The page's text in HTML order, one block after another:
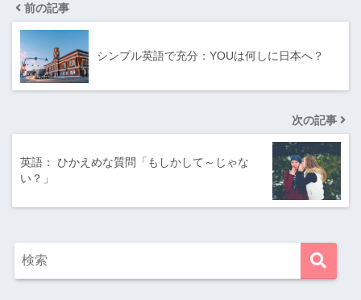
前の記事
シンプル英語で充分：YOUは何しに日本へ？
次の記事
英語： ひかえめな質問「もしかして～じゃな
い？」